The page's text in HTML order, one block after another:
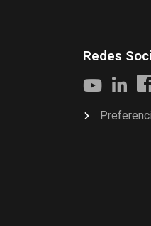
Redes